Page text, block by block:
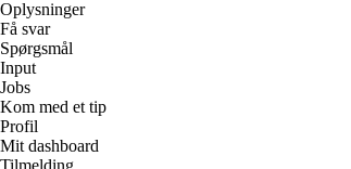
Oplysninger
Få svar
Spørgsmål
Input
Jobs
Kom med et tip
Profil
Mit dashboard